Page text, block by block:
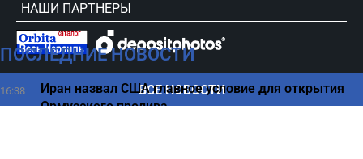
ПОСЛЕДНИЕ НОВОСТИ
16:38
Иран назвал США главное условие для открытия
Ормузского пролива
ВСЕ НОВОСТИ
НАШИ ПАРТНЕРЫ
сursorinfo.co.il © Все права защищены